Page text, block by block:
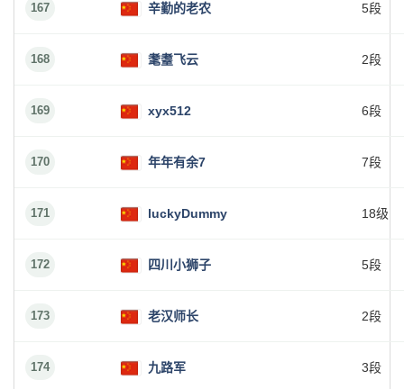
167 辛勤的老农 5段
168 耄耋飞云 2段
169 xyx512 6段
170 年年有余7 7段
171 luckyDummy 18级
172 四川小狮子 5段
173 老汉师长 2段
174 九路军 3段